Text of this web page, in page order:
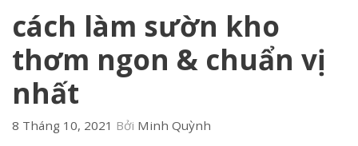
cách làm sườn kho
thơm ngon & chuẩn vị
nhất
8 Tháng 10, 2021 Bởi Minh Quỳnh